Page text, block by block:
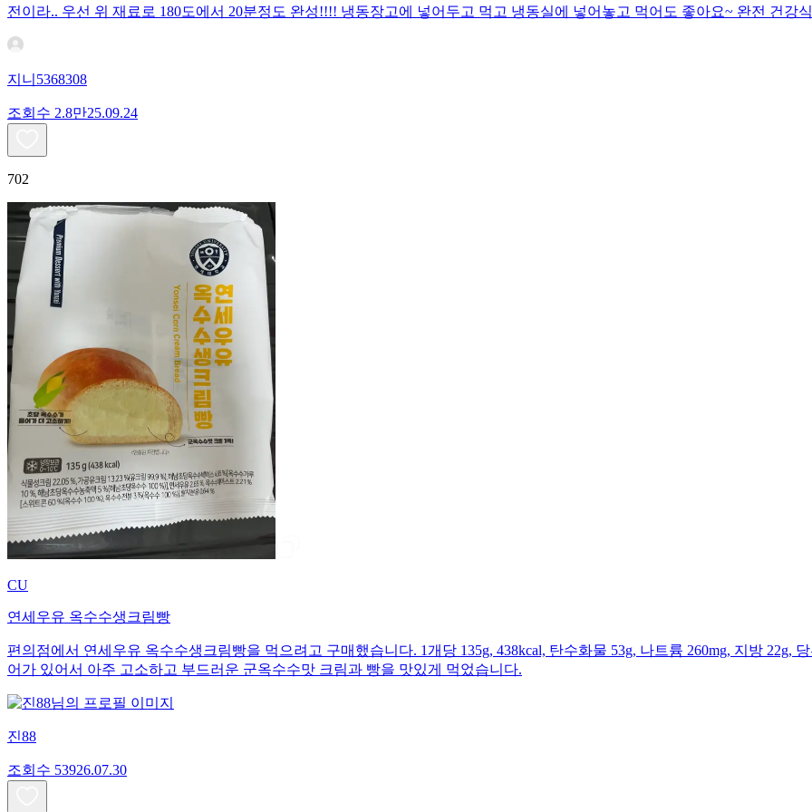
전이라.. 우선 위 재료로 180도에서 20분정도 완성!!!! 냉동장고에 넣어두고 먹고 냉동실에 넣어놓고 먹어도 좋아요~ 완전 건강
지니5368308
조회수 2.8만25.09.24
702
CU
연세우유 옥수수생크림빵
편의점에서 연세우유 옥수수생크림빵을 먹으려고 구매했습니다. 1개당 135g, 438kcal, 탄수화물 53g, 나트륨 260mg, 지방 22g,
어가 있어서 아주 고소하고 부드러운 군옥수수맛 크림과 빵을 맛있게 먹었습니다.
진88
조회수 53926.07.30